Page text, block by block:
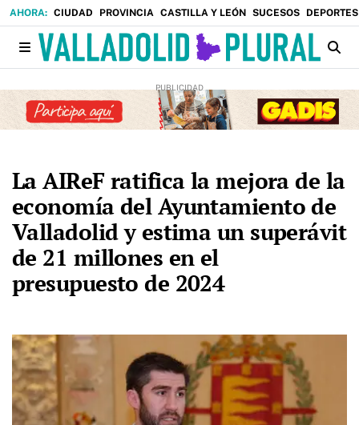
CIUDAD PROVINCIA CASTILLA Y LEÓN SUCESOS DEPORTES
La AIReF ratifica la mejora de la
economía del Ayuntamiento de
Valladolid y estima un superávit
de 21 millones en el
presupuesto de 2024